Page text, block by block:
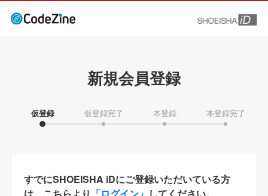
新規会員登録
仮登録 仮登録完了 本登録 本登録完了
すでにSHOEISHA iDにご登録いただいている方